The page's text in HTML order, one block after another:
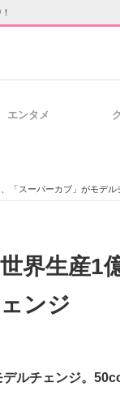
ヒント
サイト
門サイト エレ
エンタメ
「スーパーカブ」がモデル
世界生産1
ェンジ
デルチェンジ。